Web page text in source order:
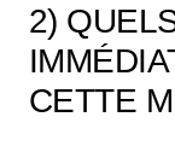
2)
CETTE